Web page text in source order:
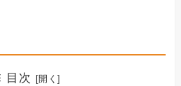
目次